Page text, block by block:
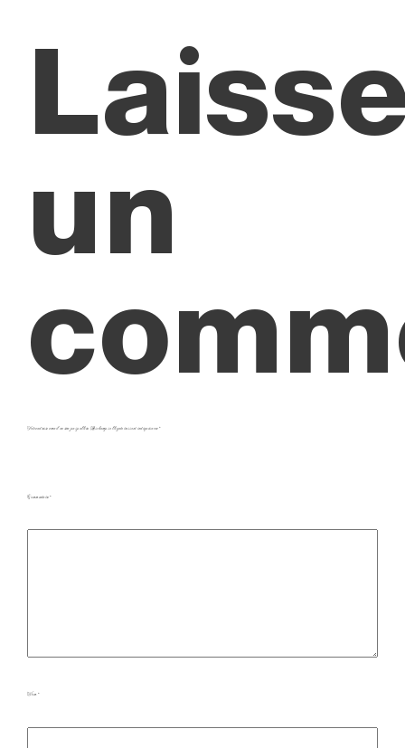
un
Votre adresse e-mail ne sera pas publiée. Les champs obligatoires sont indiqués avec*
Commentaire*
Nom *